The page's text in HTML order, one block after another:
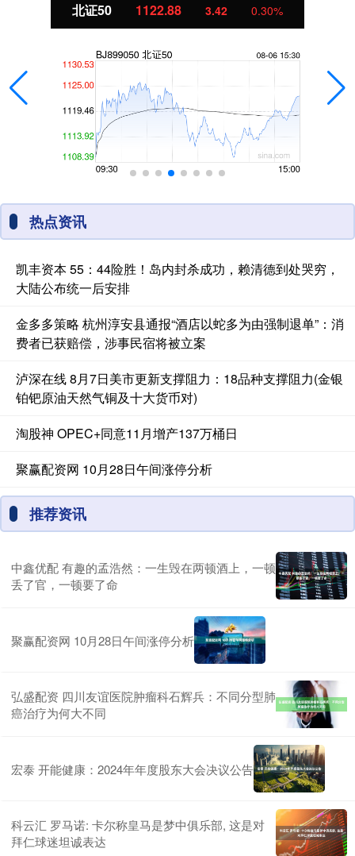
北证50 1122.88 3.42 0.30%
热点资讯
凯丰资本 55：44险胜！岛内封杀成功，赖清德到处哭穷，
大陆公布统一后安排
金多多策略 杭州淳安县通报“酒店以蛇多为由强制退单”：消
费者已获赔偿，涉事民宿将被立案
泸深在线 8月7日美市更新支撑阻力：18品种支撑阻力(金银
铂钯原油天然气铜及十大货币对)
淘股神 OPEC+同意11月增产137万桶日
聚赢配资网 10月28日午间涨停分析
推荐资讯
中鑫优配 有趣的孟浩然：一生毁在两顿酒上，一顿
丢了官，一顿要了命
聚赢配资网 10月28日午间涨停分析
弘盛配资 四川友谊医院肿瘤科石辉兵：不同分型肺
癌治疗为何大不同
宏泰 开能健康：2024年年度股东大会决议公告
科云汇 罗马诺: 卡尔称皇马是梦中俱乐部, 这是对
拜仁球迷坦诚表达